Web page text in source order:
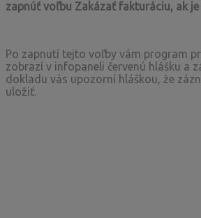
zapnúť voľbu Zakázať fakturáciu, ak
Po zapnutí tejto voľby vám program
zobrazí v infopaneli červenú hlášku a
dokladu vás upozorní hláškou, že
uložiť.